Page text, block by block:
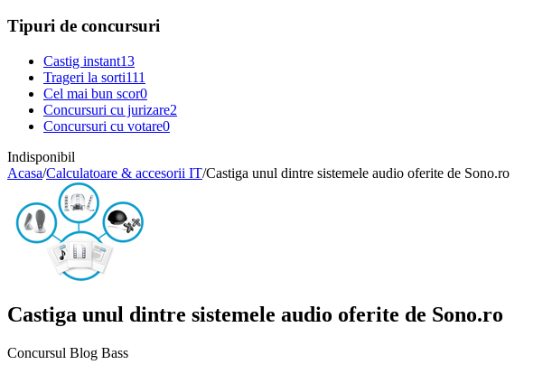
Tipuri de concursuri
Castig instant13
Trageri la sorti111
Cel mai bun scor0
Concursuri cu jurizare2
Concursuri cu votare0
Indisponibil
Acasa/Calculatoare & accesorii IT/Castiga unul dintre sistemele audio oferite de Sono.ro
Castiga unul dintre sistemele audio oferite de Sono.ro
Concursul Blog Bass